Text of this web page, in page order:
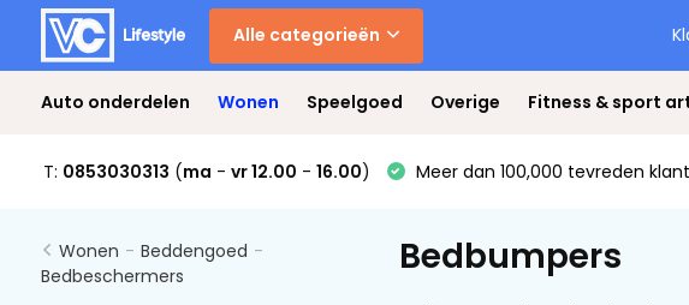
Alle categorieën
Auto onderdelen Wonen Speelgoed Overige Fitness & sport
T: 0853030313 (ma - vr 12.00 - 16.00) Meer dan 100,000 tevreden
Wonen - Beddengoed -
Bedbeschermers
Bedbumpers